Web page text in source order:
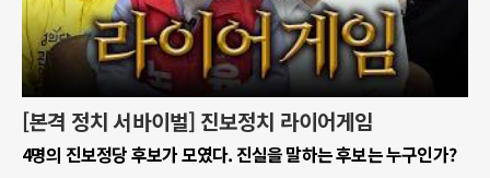
[본격 정치 서바이벌] 진보정치 라이어게임
4명의 진보정당 후보가 모였다. 진실을 말하는 후보는 누구인가?